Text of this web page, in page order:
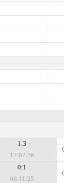
1:3
12.07.26
0:1
06.11.25